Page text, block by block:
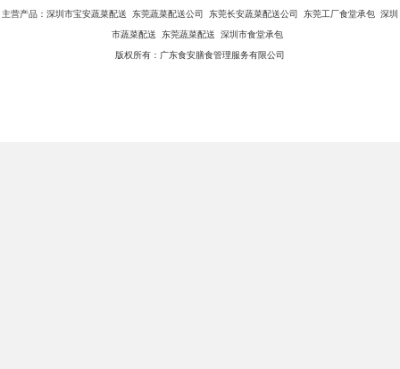
主营产品：深圳市宝安蔬菜配送 东莞蔬菜配送公司 东莞长安蔬菜配送公司 东莞工厂食堂承包 深圳
市蔬菜配送 东莞蔬菜配送 深圳市食堂承包
版权所有：广东食安膳食管理服务有限公司